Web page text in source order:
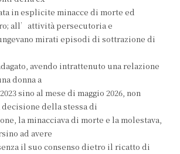
in esplicite minacce di morte ed
all’attività persecutoria e
mirati episodi di sottrazione di
avendo intrattenuto una relazione
donna a
sino al mese di maggio 2026, non
della stessa di
la minacciava di morte e la molestava,
ad avere
il suo consenso dietro il ricatto di